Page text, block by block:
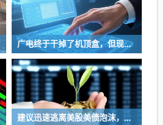
广电终于干掉了机顶盒，但现在没多少人看电视了…
建议迅速逃离美股美债泡沫，AI正加速而非延缓其泡沫破裂